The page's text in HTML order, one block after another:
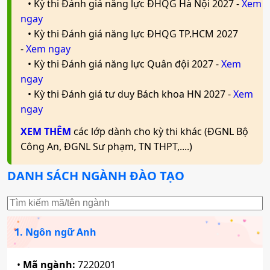
Quản trị nhân lực và văn phòng
Mã ngành:7340404C
Tổ hợp:A01; D01; D09; X25
Hệ thống thông tin quản lý
Mã ngành:7340405
Luật kinh tế
Mã ngành:7380107
Kế toán quản trị định hướng chứng chỉ quốc tế
CMA
Mã ngành:7340301C
Tổ hợp:
Mã ngành:7340302
Tổ hợp:A01; D01; X05; X25
Quản trị nhân lực
Mã ngành:
Mã ngành:7340204C
Tổ hợp:Q00
Bảo hiểm - Tài chính
Mã ngành: 7340207
Tổ hợp:Q00
Mã ngành:
Mã ngành:
Tổ hợp:K00
Công nghệ tài chính
Mã ngành:
Tổ hợp:K00
Bảo hiểm
Mã ngành:7340204A
Tổ hợp: K00
Mã ngành:7340101A
Marketing
Mã ngành:
Logistics và quản trị chuỗi cung ứng
Mã ngành:7340101C
Mã ngành:
Công nghệ tài chính
• Kỳ thi Đánh giá năng lực ĐHQG Hà Nội 2027 -Xem
ngay
• Kỳ thi Đánh giá năng lực ĐHQG TP.HCM 2027
-Xem ngay
• Kỳ thi Đánh giá năng lực Quân đội 2027 -Xem
ngay
• Kỳ thi Đánh giá tư duy Bách khoa HN 2027 -Xem
ngay
XEM THÊM các lớp dành cho kỳ thi khác (ĐGNL Bộ
Công An, ĐGNL Sư phạm, TN THPT,....)
DANH SÁCH NGÀNH ĐÀO TẠO
1. Ngôn ngữ Anh
• Mã ngành: 7220201